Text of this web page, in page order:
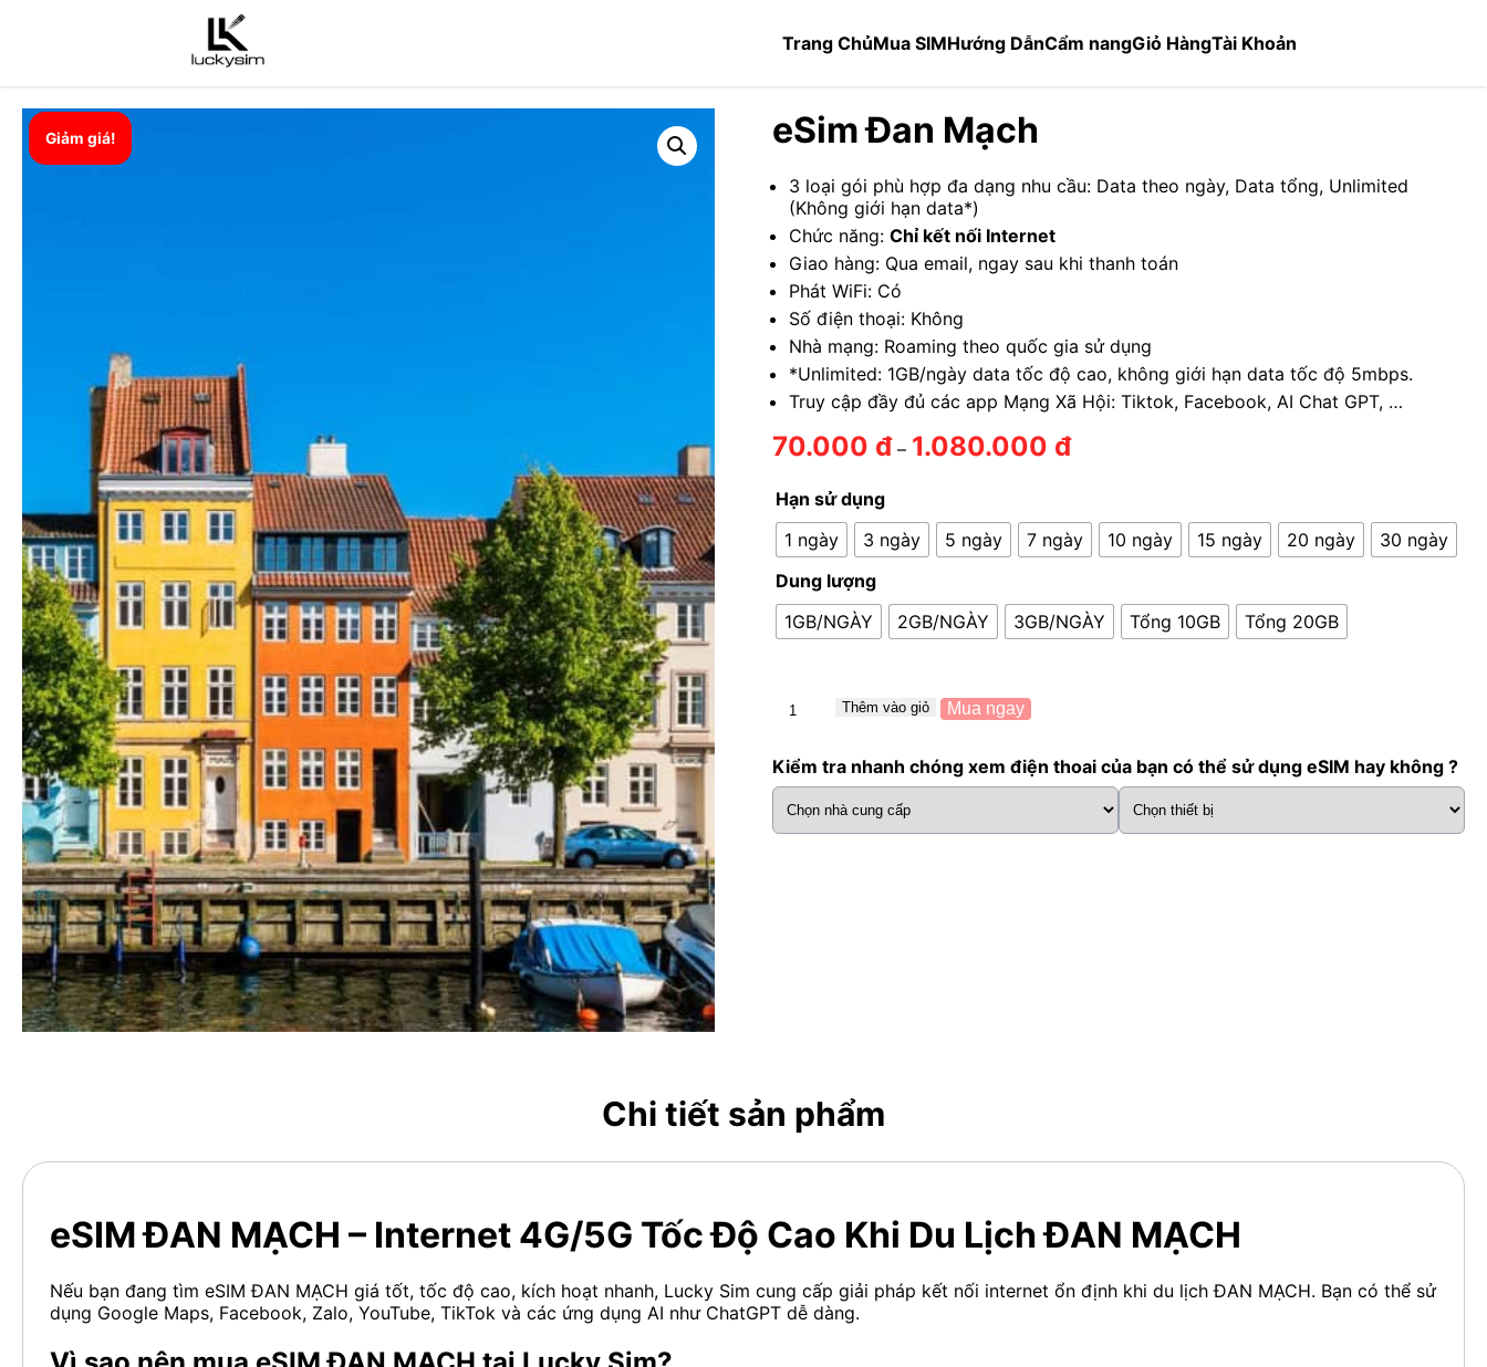
Trang ChủMua SIMHướng DẫnCẩm nangGiỏ HàngTài Khoản
Giảm giá! eSim Đan Mạch
3 loại gói phù hợp đa dạng nhu cầu: Data theo ngày, Data tổng, Unlimited
(Không giới hạn data*)
Chức năng:Chỉ kết nối Internet
Giao hàng: Qua email, ngay sau khi thanh toán
Phát WiFi: Có
Số điện thoại: Không
Nhà mạng: Roaming theo quốc gia sử dụng
*Unlimited: 1GB/ngày data tốc độ cao, không giới hạn data tốc độ 5mbps.
Truy cập đầy đủ các app Mạng Xã Hội: Tiktok, Facebook, AI Chat GPT, …
70.000 đ – 1.080.000 đ
Hạn sử dụng
1 ngày
3 ngày 5 ngày 7 ngày 10 ngày 15 ngày 20 ngày
30 ngày
Dung lượng
1GB/NGÀY
2GB/NGÀY 3GB/NGÀY Tổng 10GB Tổng 20GB
Thêm vào giỏ Mua ngay
Kiểm tra nhanh chóng xem điện thoai của bạn có thể sử dụng eSIM hay không ?
Chi tiết sản phẩm
eSIM ĐAN MẠCH – Internet 4G/5G Tốc Độ Cao Khi Du Lịch ĐAN MẠCH
Nếu bạn đang tìm eSIM ĐAN MẠCH giá tốt, tốc độ cao, kích hoạt nhanh, Lucky Sim cung cấp giải pháp kết nối internet ổn định khi du lịch ĐAN MẠCH. Bạn có thể sử
dụng Google Maps, Facebook, Zalo, YouTube, TikTok và các ứng dụng AI như ChatGPT dễ dàng.